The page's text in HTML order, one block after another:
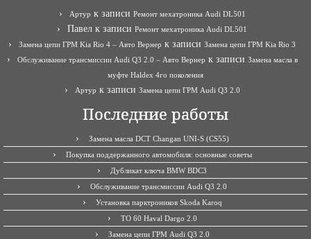
Артур к записи Ремонт мехатроника Audi DL501
Павел к записи Ремонт мехатроника Audi DL501
Замена цепи ГРМ Kia Rio 4 – Авто Вернер к записи Замена цепи ГРМ Kia Rio 3
Обслуживание трансмиссии Audi Q3 2.0 – Авто Вернер к записи Замена масла в
муфте Haldex 4го поколения
Артур к записи Замена цепи ГРМ Audi Q3 2.0
Последние работы
Замена масла DCT Changan UNI-S (CS55)
Покупка поддержанного автомобиля: основные советы
Дубликат ключа BMW BDC3
Обслуживание трансмиссии Audi Q3 2.0
Установка парктроников Skoda Karoq
ТО 60 Haval Dargo 2.0
Замена цепи ГРМ Audi Q3 2.0